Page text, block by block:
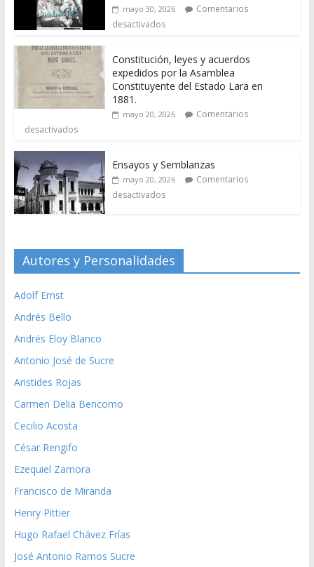
mayo 30, 2026
Comentarios
desactivados
Constitución, leyes y acuerdos
expedidos por la Asamblea
Constituyente del Estado Lara en
1881.
mayo 20, 2026
Comentarios
desactivados
Ensayos y Semblanzas
mayo 20, 2026
Comentarios
desactivados
Autores y Personalidades
Adolf Ernst
Andrés Bello
Andrés Eloy Blanco
Antonio José de Sucre
Aristides Rojas
Carmen Delia Bencomo
Cecilio Acosta
César Rengifo
Ezequiel Zamora
Francisco de Miranda
Henry Pittier
Hugo Rafael Chávez Frías
José Antonio Ramos Sucre